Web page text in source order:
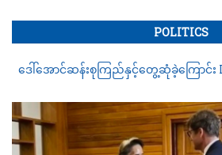
POLITICS
ဒေါ်အောင်ဆန်းစုကြည်နှင့်တွေ့ဆုံခဲ့ကြောင်း